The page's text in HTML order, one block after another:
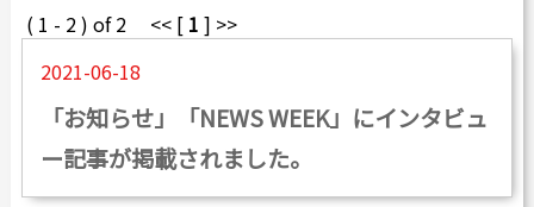
( 1 - 2 ) of 2 << [ 1 ] >>
2021-06-18
「お知らせ」「NEWS WEEK」にインタビュ
ー記事が掲載されました。
個人情報の取り扱い
最新情報
カタログダウンロード
よくある質問